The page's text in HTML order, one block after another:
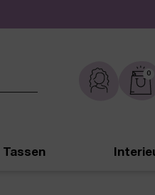
0
Tassen